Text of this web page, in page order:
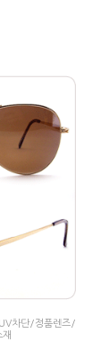
차단/정품렌즈/